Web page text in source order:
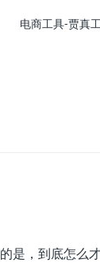
电商工具-贾真
是，到底怎么